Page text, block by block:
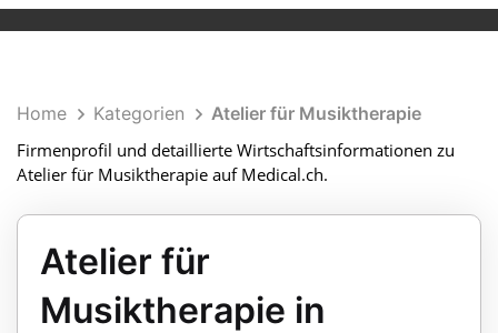
Home Kategorien
Atelier für Musiktherapie
Firmenprofil und detaillierte Wirtschaftsinformationen zu
Atelier für Musiktherapie auf Medical.ch.
Atelier für
Musiktherapie in